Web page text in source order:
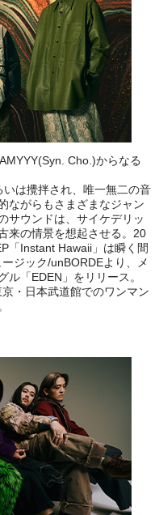
Cho.)からなる
は攪拌され、唯一無二の音
ながらもさまざまなジャン
サウンドは、サイケデリッ
来の情景を想起させる。20
「Instant Hawaii」は瞬く間
ジック/unBORDEより、メ
「EDEN」をリリース。
・日本武道館でのワンマン